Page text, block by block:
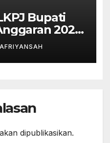
Bupati
2025
dipublikasikan.